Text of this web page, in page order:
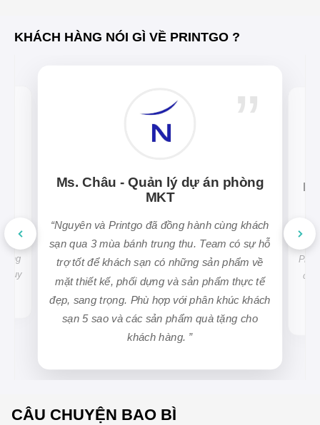
KHÁCH HÀNG NÓI GÌ VỀ PRINTGO ?
vẽ
duy
”
Ms. Châu - Quản lý dự án phòng
MKT
“Nguyên và Printgo đã đồng hành cùng khách
sạn qua 3 mùa bánh trung thu. Team có sự hỗ
trợ tốt để khách sạn có những sản phẩm về
mặt thiết kế, phối dựng và sản phẩm thực tế
đẹp, sang trọng. Phù hợp với phân khúc khách
sạn 5 sao và các sản phẩm quà tặng cho
khách hàng. ”
chủ
CÂU CHUYỆN BAO BÌ